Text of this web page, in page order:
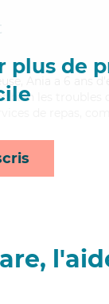
de
Ania a 6 ans
bien les troubles